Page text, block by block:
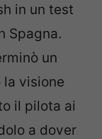
in un test
Spagna.
un
visione
il pilota ai
a dover